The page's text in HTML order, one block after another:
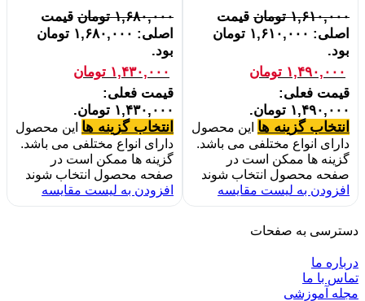
۱,۶۱۰,۰۰۰ تومان قیمت
اصلی: ۱,۶۱۰,۰۰۰ تومان
بود.
۱,۴۹۰,۰۰۰ تومان
قیمت فعلی:
۱,۴۹۰,۰۰۰ تومان.
انتخاب گزینه ها این محصول
دارای انواع مختلفی می باشد.
گزینه ها ممکن است در
صفحه محصول انتخاب شوند
افزودن به لیست مقایسه
۱,۶۸۰,۰۰۰ تومان قیمت
اصلی: ۱,۶۸۰,۰۰۰ تومان
بود.
۱,۴۳۰,۰۰۰ تومان
قیمت فعلی:
۱,۴۳۰,۰۰۰ تومان.
انتخاب گزینه ها این محصول
دارای انواع مختلفی می باشد.
گزینه ها ممکن است در
صفحه محصول انتخاب شوند
افزودن به لیست مقایسه
دسترسی به صفحات
درباره ما
تماس با ما
مجله آموزشی